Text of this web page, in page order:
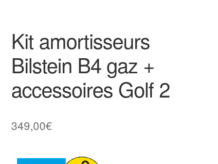
Kit amortisseurs
Bilstein B4 gaz +
accessoires Golf 2
349,00€